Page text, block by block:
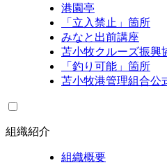
港園亭
「立入禁止」箇所
みなと出前講座
苫小牧クルーズ振興
「釣り可能」箇所
苫小牧港管理組合公
組織紹介
組織概要